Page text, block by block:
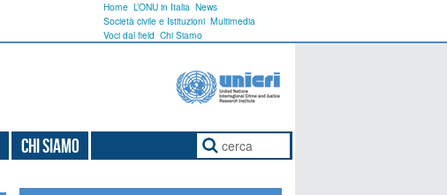
Home L’ONU in Italia News
Società civile e Istituzioni Multimedia
Voci dal field Chi Siamo
Chi Siamo